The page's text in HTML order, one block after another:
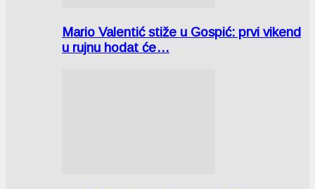
Mario Valentić stiže u Gospić: prvi vikend
u rujnu hodat će…